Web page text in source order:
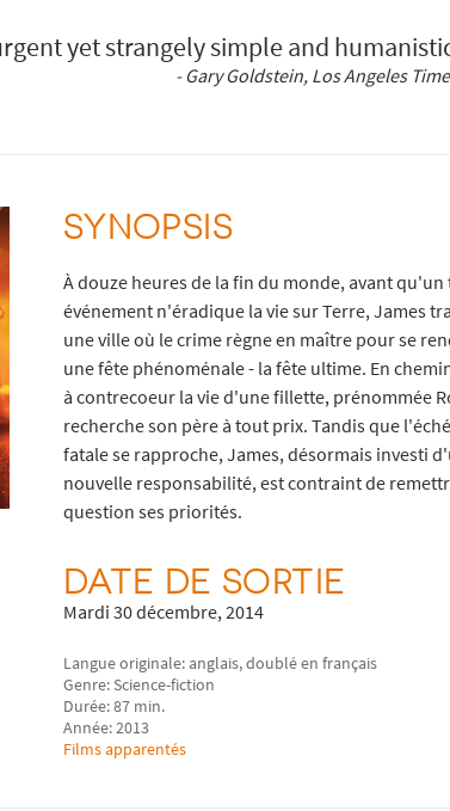
yet strangely simple and
- Gary Goldstein, Los Angeles
SYNOPSIS
À douze heures de la fin du monde, avant
événement n'éradique la vie sur Terre, James
une ville où le crime règne en maître pour se
une fête phénoménale - la fête ultime. En
à contrecoeur la vie d'une fillette, prénommée
recherche son père à tout prix. Tandis que
fatale se rapproche, James, désormais investi
nouvelle responsabilité, est contraint de
question ses priorités.
DATE DE SORTIE
Mardi 30 décembre, 2014
Langue originale: anglais, doublé en français
Genre: Science-fiction
Durée: 87 min.
Année: 2013
Films apparentés